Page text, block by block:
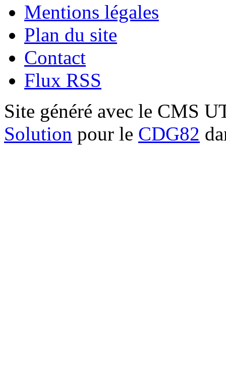
Mentions légales
Plan du site
Contact
Flux RSS
Site généré avec le CMS
Solution pour le CDG82